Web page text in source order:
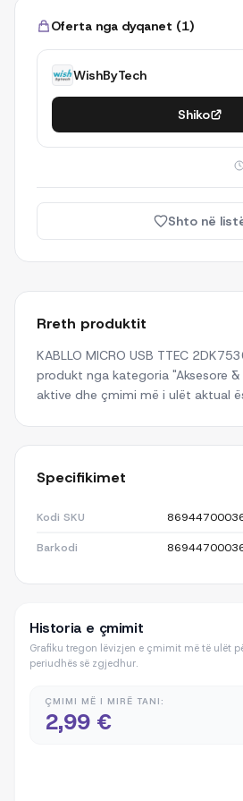
Oferta nga dyqanet (1)
WishByTech
Shiko
Shto në
Rreth produktit
KABLLO MICRO USB TTEC
produkt nga kategoria "Aksesore
aktive dhe çmimi më i ulët aktual
Specifikimet
Kodi SKU
Barkodi
Historia e çmimit
Grafiku tregon lëvizjen e çmimit më të ulët
periudhës së zgjedhur.
ÇMIMI MË I MIRË TANI:
2,99 €